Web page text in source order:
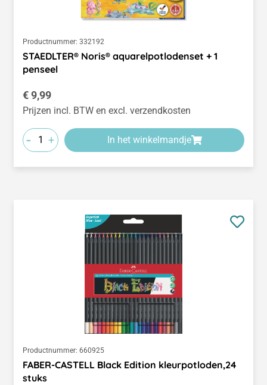
Productnummer: 332192
STAEDLTER® Noris® aquarelpotlodenset + 1
penseel
Normale prijs:
€ 9,99
Prijzen incl. BTW en excl. verzendkosten
- + In het winkelmandje
Productnummer: 660925
FABER-CASTELL Black Edition kleurpotloden,24
stuks